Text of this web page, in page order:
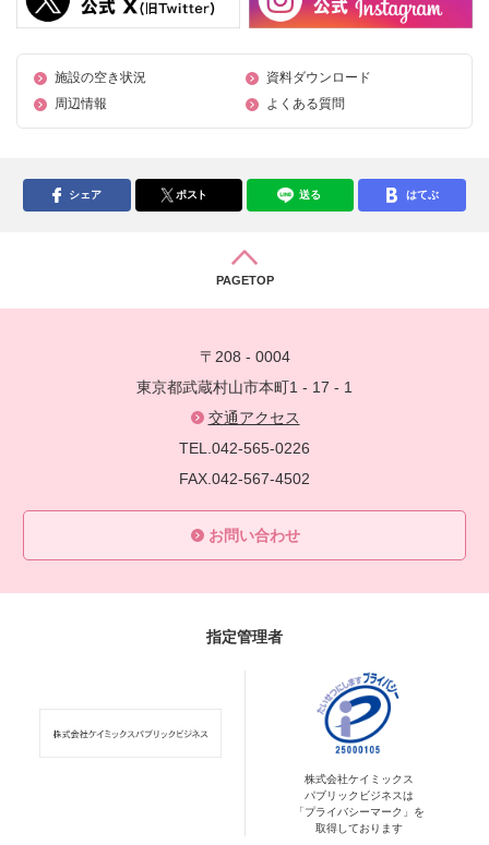
施設の空き状況
資料ダウンロード
周辺情報
よくある質問
シェア ポスト 送る はてぶ
PAGETOP
〒208 - 0004
東京都武蔵村山市本町1 - 17 - 1
交通アクセス
TEL.042-565-0226
FAX.042-567-4502
お問い合わせ
指定管理者
株式会社ケイミックス
パブリックビジネスは
「プライバシーマーク」を
取得しております